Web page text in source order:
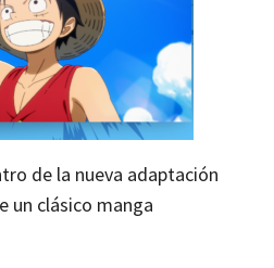
de la nueva adaptación
un clásico manga